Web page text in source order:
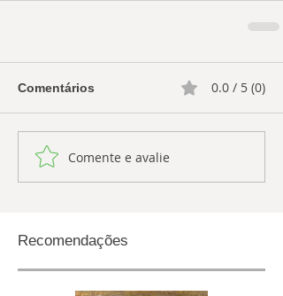
Comentários 0.0 / 5 (0)
Comente e avalie
Recomendações